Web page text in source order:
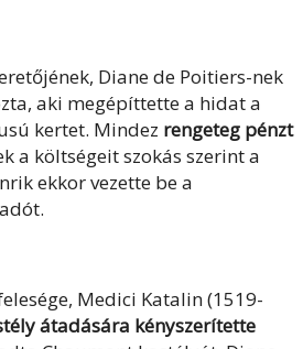
Diane de Poitiers-nek
aki megépíttette a hidat a
kertet. Mindez rengeteg pénzt
a költségeit szokás szerint a
ekkor vezette be a
Medici Katalin (1519-
átadására kényszerítette